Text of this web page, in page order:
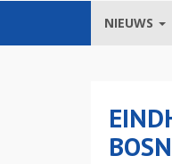
NIEUWS